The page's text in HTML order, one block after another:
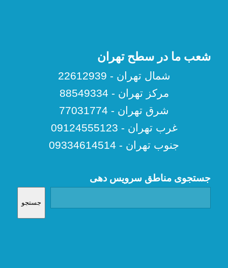
شعب ما در سطح تهران
شمال تهران - 22612939
مرکز تهران - 88549334
شرق تهران - 77031774
غرب تهران - 09124555123
جنوب تهران - 09334614514
جستجوی مناطق سرویس دهی
جستجو